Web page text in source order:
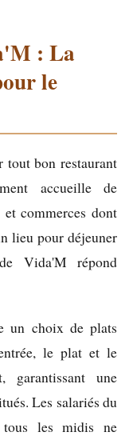
: La
le
tout bon restaurant
accueille de
commerces dont
lieu pour déjeuner
Vida'M répond
un choix de plats
le plat et le
garantissant une
Les salariés du
les midis ne